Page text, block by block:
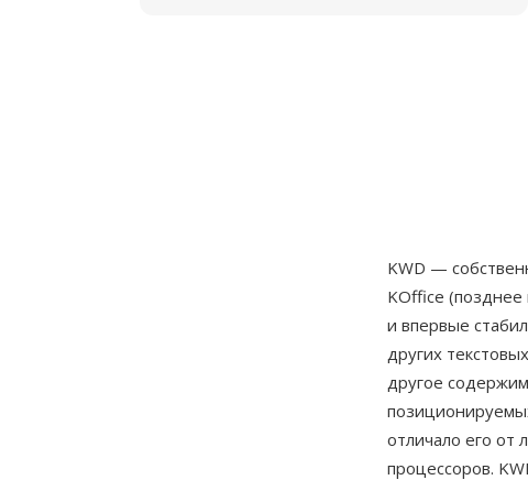
KWD —
KOffice (позднее
и впервые
других
другое
отличало его от
процессоров.